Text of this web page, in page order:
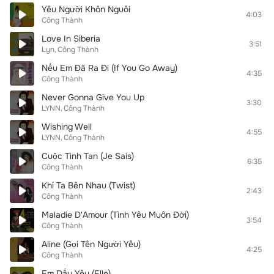
Yêu Người Khôn Nguôi
Công Thành
4:03
Love In Siberia
Lyn Công Thành
3:51
Nếu Em Đã Ra Đi (If You Go Away)
Công Thành
4:35
Never Gonna Give You Up
LYNN Công Thành
3:30
Wishing Well
LYNN Công Thành
4:55
Cuộc Tình Tan (Je Sais)
Công Thành
6:35
Khi Ta Bên Nhau (Twist)
Công Thành
2:43
Maladie D'Amour (Tình Yêu Muôn Đời)
Công Thành
3:54
Aline (Gọi Tên Người Yêu)
Công Thành
4:25